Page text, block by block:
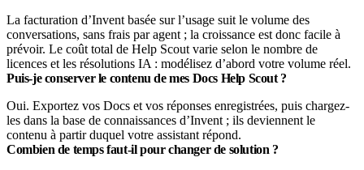
La facturation d’Invent basée sur l’usage suit le volume des
conversations, sans frais par agent ; la croissance est donc facile à
prévoir. Le coût total de Help Scout varie selon le nombre de
licences et les résolutions IA : modélisez d’abord votre volume réel.
Puis-je conserver le contenu de mes Docs Help Scout ?
Oui. Exportez vos Docs et vos réponses enregistrées, puis chargez-
les dans la base de connaissances d’Invent ; ils deviennent le
contenu à partir duquel votre assistant répond.
Combien de temps faut-il pour changer de solution ?